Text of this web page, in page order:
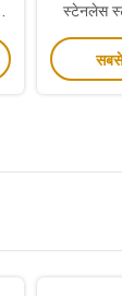
स्टेनलेस
सबसे